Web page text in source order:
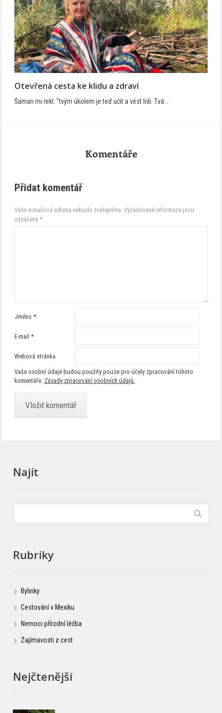
Otevřená cesta ke klidu a zdraví
Šaman mi řekl: "tvým úkolem je teď učit a vést lidi. Tvá…
Komentáře
Přidat komentář
Vaše e-mailová adresa nebude zveřejněna. Vyžadované informace jsou
označeny *
Jméno*
E-mail*
Webová stránka
Vaše osobní údaje budou použity pouze pro účely zpracování tohoto
komentáře. Zásady zpracování osobních údajů.
Najít
Rubriky
Bylinky
Cestování v Mexiku
Nemoci přírodní léčba
Zajímavosti z cest
Nejčtenější